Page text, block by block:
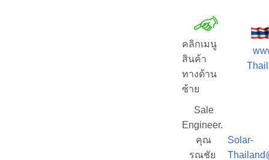
คลิกเมนู
สินค้า
ทางด้าน
ซ้าย
Sale
Engineer.
คุณ
รณชัย
Solar-